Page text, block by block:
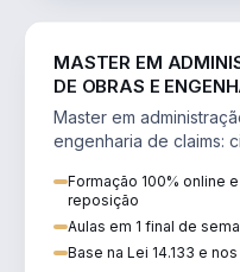
MASTER EM
DE OBRAS E
Master em
engenharia de claims:
Formação 100% online
reposição
Aulas em 1 final de
Base na Lei 14.133 e